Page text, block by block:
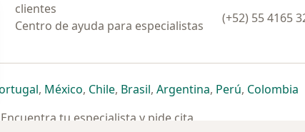
clientes
Centro de ayuda para especialistas
(+52) 55 4165
una nueva pestaña
abre en una nueva pestaña
se abre en una nueva pestaña
, Méxicose abre en una nueva pestaña
, Chilese abre en una nueva pestaña
, Brasilse abre en una nueva pestaña
, Argentinase abre en una
, Perúse abre en
, Colombia
tu especialista y pide cita